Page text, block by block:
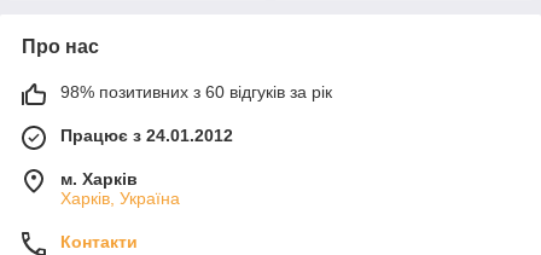
Про нас
98% позитивних з 60 відгуків за рік
Працює з 24.01.2012
м. Харків
Харків, Україна
Контакти